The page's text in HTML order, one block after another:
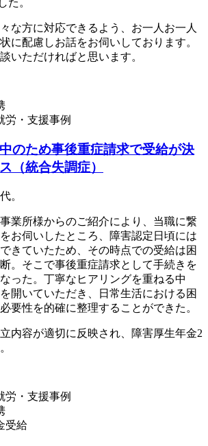
た。
な方に対応できるよう、お一人お一人
に配慮しお話をお伺いしております。
いただければと思います。
労・支援事例
のため事後重症請求で受給が決
（統合失調症）
。
業所様からのご紹介により、当職に繋
お伺いしたところ、障害認定日頃には
きていたため、その時点での受給は困
。そこで事後重症請求として手続きを
った。丁寧なヒアリングを重ねる中
開いていただき、日常生活における困
要性を的確に整理することができた。
内容が適切に反映され、障害厚生年金2
労・支援事例
受給